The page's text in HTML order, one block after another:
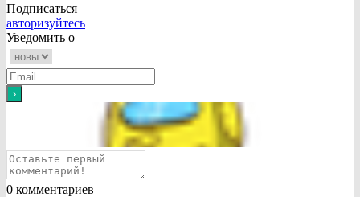
Подписаться
авторизуйтесь
Уведомить о
0 комментариев